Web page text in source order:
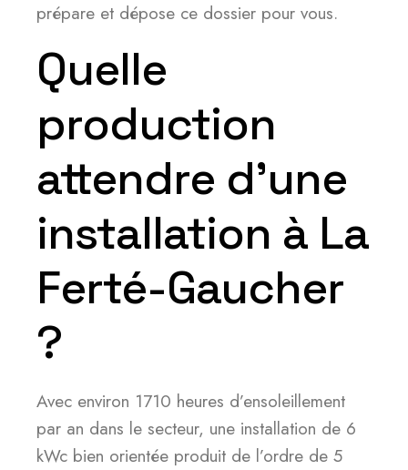
prépare et dépose ce dossier pour vous.
Quelle
production
attendre d’une
installation à La
Ferté-Gaucher
?
Avec environ 1710 heures d’ensoleillement
par an dans le secteur, une installation de 6
kWc bien orientée produit de l’ordre de 5